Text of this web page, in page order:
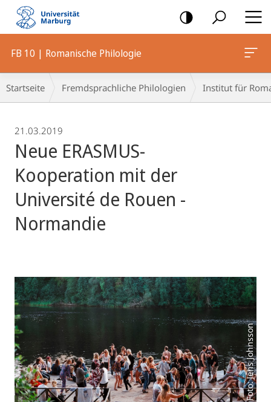
Mobile-
Navigation
FB 10 | Romanische Philologie
Breadcrumb-
Navigation
Startseite Fremdsprachliche Philologien Institut für
21.03.2019
Neue ERASMUS-
Kooperation mit der
Université de Rouen -
Normandie
Foto: Jens Johnsson